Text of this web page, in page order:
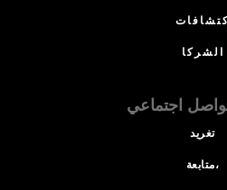
كتشافات
الشركا
اجتماعي
تغريد
متابعة،